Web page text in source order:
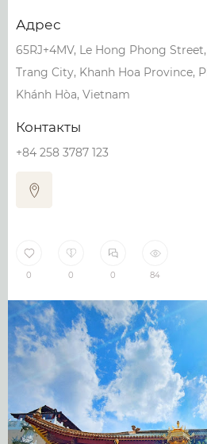
Адрес
65RJ+4MV, Le Hong Phong
Trang City, Khanh Hoa Province,
Khánh Hòa, Vietnam
Контакты
+84 258 3787 123
0 0 0 84